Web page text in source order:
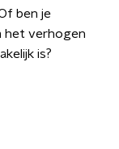
ben je
het verhogen
is?